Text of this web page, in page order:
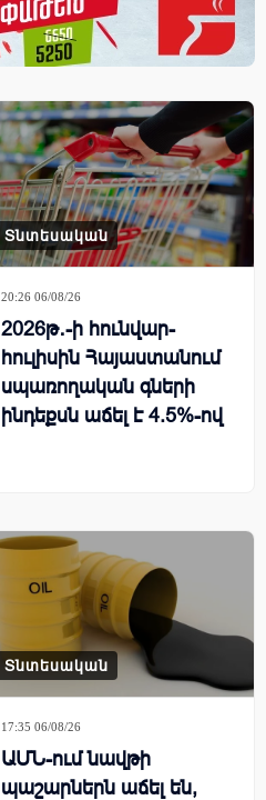
Տնտեսական
20:26 06/08/26
2026թ․-ի հունվար-
հուլիսին Հայաստանում
սպառողական գների
ինդեքսն աճել է 4.5%-ով
Տնտեսական
17:35 06/08/26
ԱՄՆ-ում նավթի
պաշարներն աճել են,